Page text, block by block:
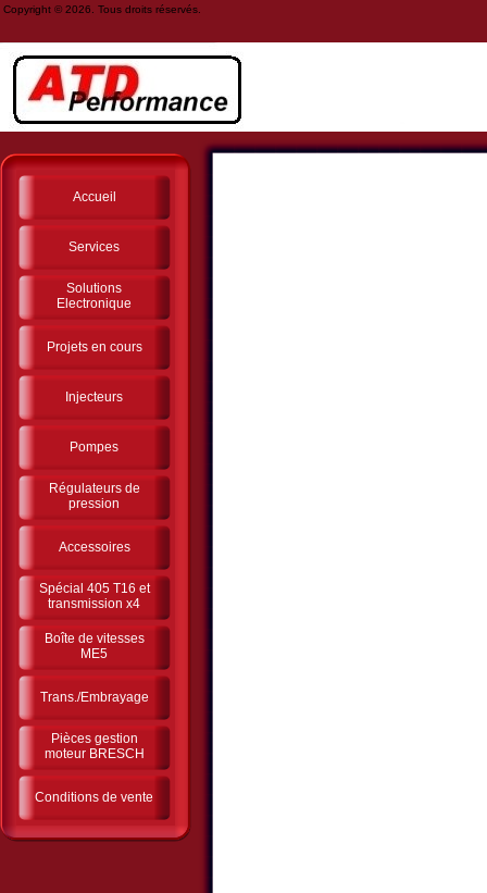
Copyright © 2026. Tous droits réservés.
Accueil
Services
Solutions
Electronique
Projets en cours
Injecteurs
Pompes
Régulateurs de
pression
Accessoires
Spécial 405 T16 et
transmission x4
Boîte de vitesses
ME5
Trans./Embrayage
Pièces gestion
moteur BRESCH
Conditions de vente